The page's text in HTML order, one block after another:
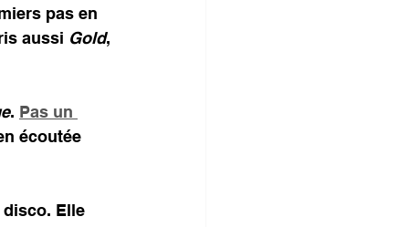
pas en
aussi Gold,
. Pas un
écoutée
disco. Elle